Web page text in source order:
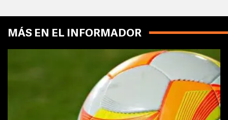
MÁS EN EL INFORMADOR